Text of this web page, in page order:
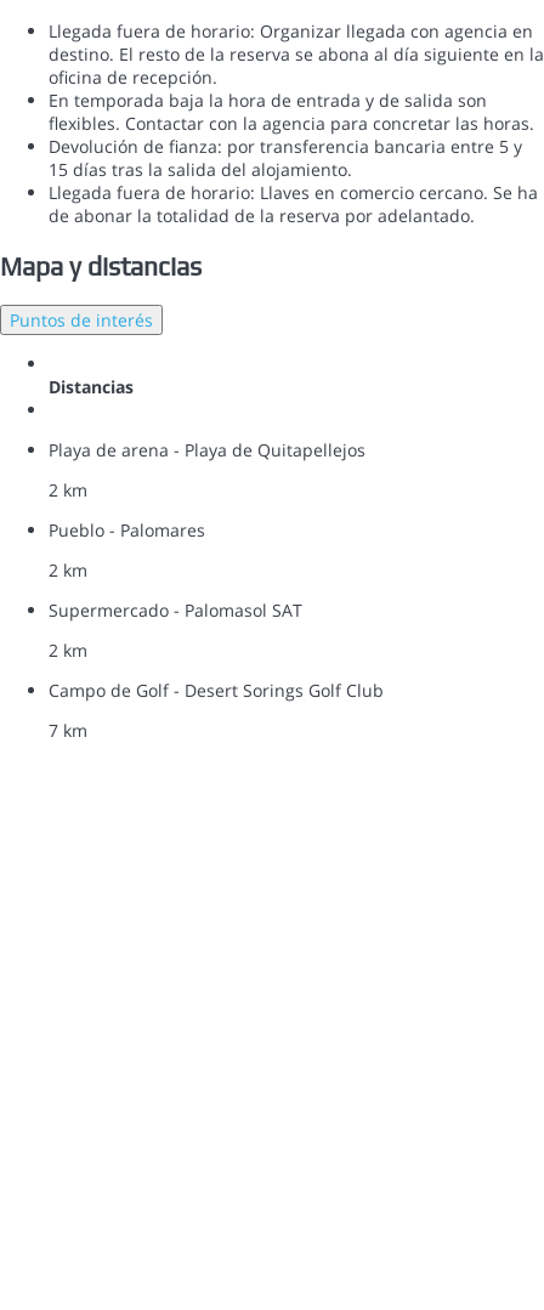
Llegada fuera de horario: Organizar llegada con agencia en
destino. El resto de la reserva se abona al día siguiente en la
oficina de recepción.
En temporada baja la hora de entrada y de salida son
flexibles. Contactar con la agencia para concretar las horas.
Devolución de fianza: por transferencia bancaria entre 5 y
15 días tras la salida del alojamiento.
Llegada fuera de horario: Llaves en comercio cercano. Se ha
de abonar la totalidad de la reserva por adelantado.
Mapa y distancias
Puntos de interés
Distancias
Playa de arena - Playa de Quitapellejos
2 km
Pueblo - Palomares
2 km
Supermercado - Palomasol SAT
2 km
Campo de Golf - Desert Sorings Golf Club
7 km